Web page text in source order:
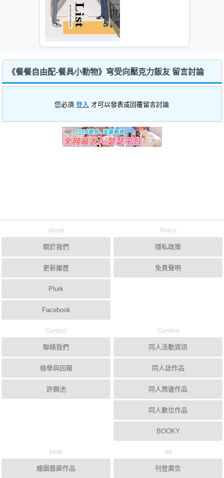
《餐餐自由配-餐具小動物》穹受向壓克力飯友 留言討論
您必須登入 才可以發表或回覆留言討論
About
關於我們
更新履歷
Plurk
Facebook
Policy
隱私政策
免責聲明
Contact
聯絡我們
檢舉與回報
許願池
Content
同人活動資訊
同人誌作品
同人周邊作品
同人數位作品
BOOKY
Help
繪圖藝廊作品
Ad
刊登廣告